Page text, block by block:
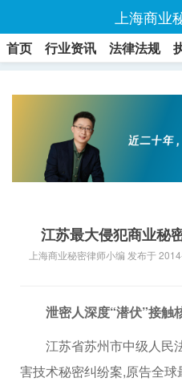
上海商业
首页 行业资讯 法律法规
江苏最大侵犯商业秘
上海商业秘密律师小编 发布于
泄密人深度“潜伏”接触
江苏省苏州市中级人民
害技术秘密纠纷案,原告全